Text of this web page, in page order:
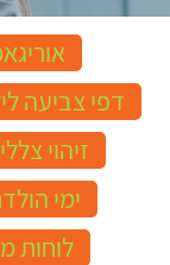
דפי צביעה
זיהוי
ימי
לוחות